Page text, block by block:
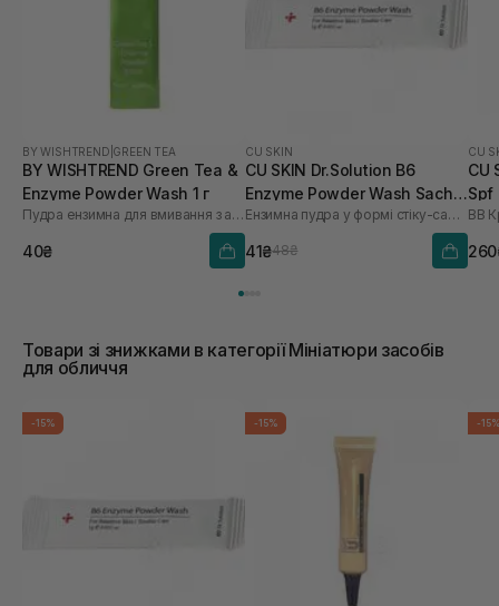
BY WISHTREND GREEN TEA
BY WISHTREND Green Tea &
Enzyme Powder Wash 1 г
Пудра ензимна для вмивання з ароматом матчі
40₴
CU SKIN
CU SKIN Dr.Solution B6
Enzyme Powder Wash Sachet
для проблемної та жирної
шкіри 1шт* 1 г
Ензимна пудра у формі стіку-саше з піридоксином та каламіном
41₴48₴
CU
CU
Spf
BB
Товари зі знижками в категорії Мініатюри засобів
для обличчя
-15% -15% -